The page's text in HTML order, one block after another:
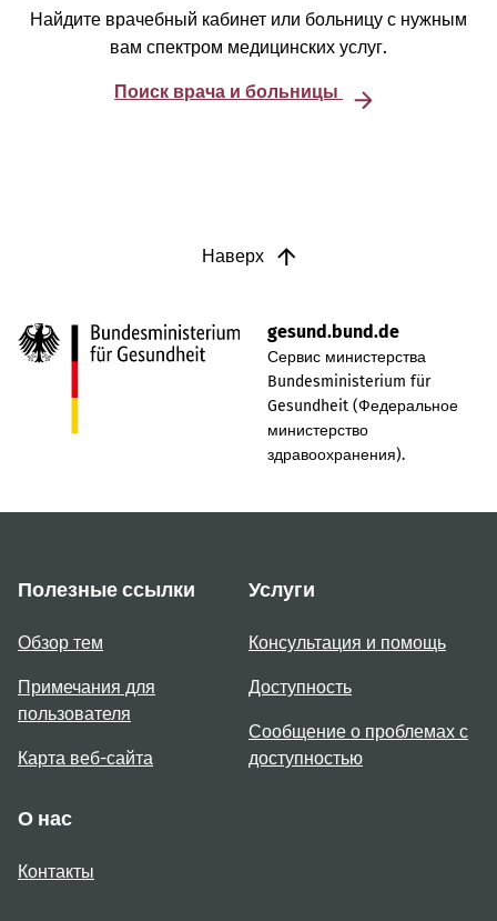
Найдите врачебный кабинет или больницу с нужным
вам спектром медицинских услуг.
Поиск врача и больницы
Наверх
gesund.bund.de
Сервис министерства
Bundesministerium für
Gesundheit (Федеральное
министерство
здравоохранения).
Полезные ссылки
Обзор тем
Примечания для
пользователя
Карта веб-сайта
Услуги
Консультация и помощь
Доступность
Сообщение о проблемах с
доступностью
О нас
Контакты